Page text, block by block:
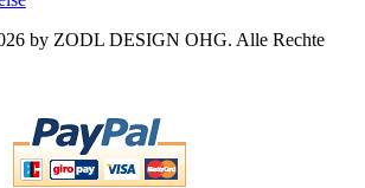
by ZODL DESIGN OHG. Alle Rechte